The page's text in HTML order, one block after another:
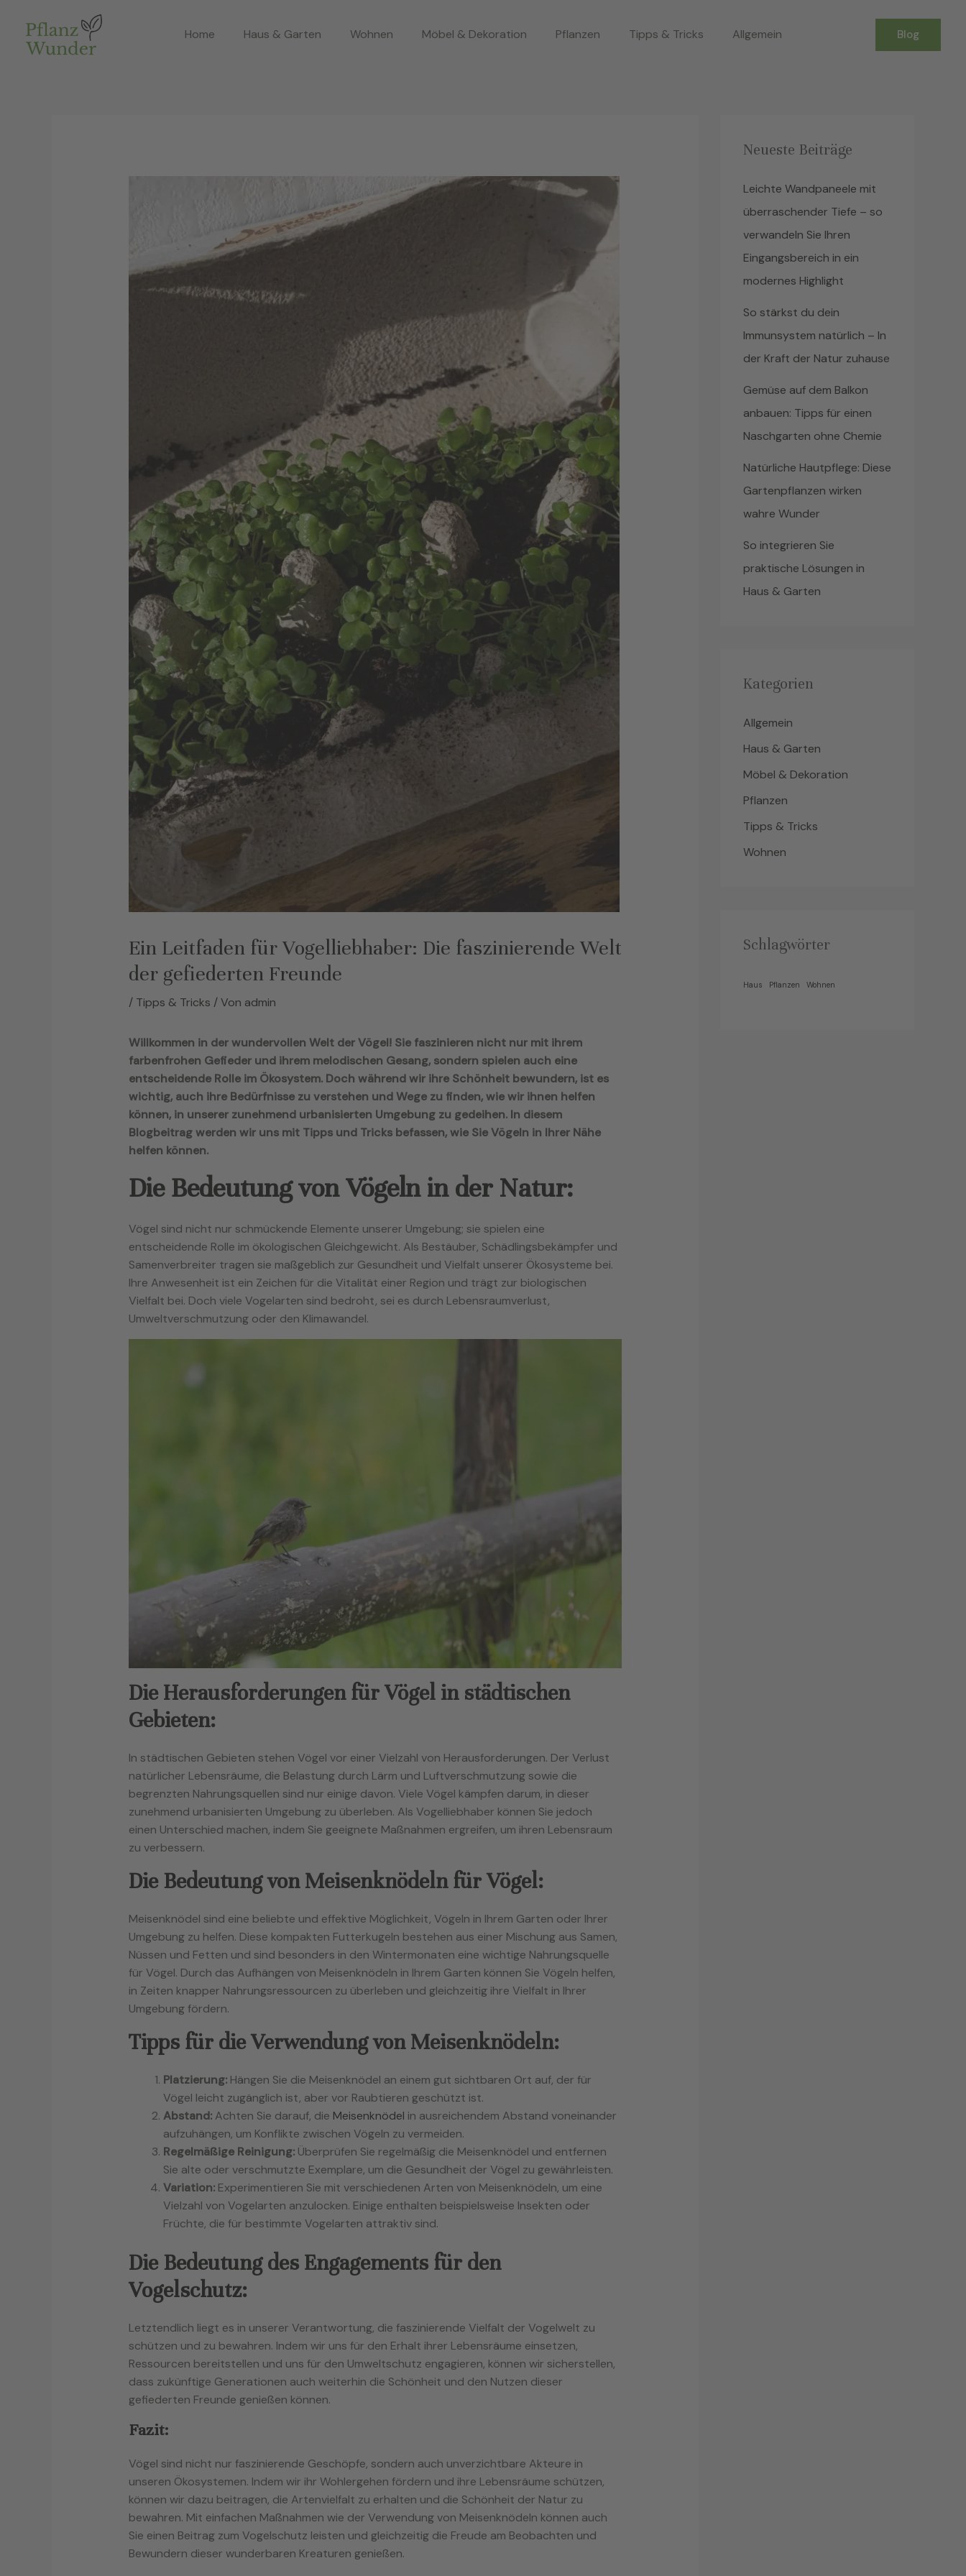
Inhalt
springen
Home Haus & Garten Wohnen Möbel & Dekoration Pflanzen Tipps & Tricks Allgemein Blog
Ein Leitfaden für Vogelliebhaber: Die faszinierende Welt
der gefiederten Freunde
/ Tipps & Tricks / Von admin
Willkommen in der wundervollen Welt der Vögel! Sie faszinieren nicht nur mit ihrem
farbenfrohen Gefieder und ihrem melodischen Gesang, sondern spielen auch eine
entscheidende Rolle im Ökosystem. Doch während wir ihre Schönheit bewundern, ist es
wichtig, auch ihre Bedürfnisse zu verstehen und Wege zu finden, wie wir ihnen helfen
können, in unserer zunehmend urbanisierten Umgebung zu gedeihen. In diesem
Blogbeitrag werden wir uns mit Tipps und Tricks befassen, wie Sie Vögeln in Ihrer Nähe
helfen können.
Die Bedeutung von Vögeln in der Natur:
Vögel sind nicht nur schmückende Elemente unserer Umgebung; sie spielen eine
entscheidende Rolle im ökologischen Gleichgewicht. Als Bestäuber, Schädlingsbekämpfer und
Samenverbreiter tragen sie maßgeblich zur Gesundheit und Vielfalt unserer Ökosysteme bei.
Ihre Anwesenheit ist ein Zeichen für die Vitalität einer Region und trägt zur biologischen
Vielfalt bei. Doch viele Vogelarten sind bedroht, sei es durch Lebensraumverlust,
Umweltverschmutzung oder den Klimawandel.
Die Herausforderungen für Vögel in städtischen
Gebieten:
In städtischen Gebieten stehen Vögel vor einer Vielzahl von Herausforderungen. Der Verlust
natürlicher Lebensräume, die Belastung durch Lärm und Luftverschmutzung sowie die
begrenzten Nahrungsquellen sind nur einige davon. Viele Vögel kämpfen darum, in dieser
zunehmend urbanisierten Umgebung zu überleben. Als Vogelliebhaber können Sie jedoch
einen Unterschied machen, indem Sie geeignete Maßnahmen ergreifen, um ihren Lebensraum
zu verbessern.
Die Bedeutung von Meisenknödeln für Vögel:
Meisenknödel sind eine beliebte und effektive Möglichkeit, Vögeln in Ihrem Garten oder Ihrer
Umgebung zu helfen. Diese kompakten Futterkugeln bestehen aus einer Mischung aus Samen,
Nüssen und Fetten und sind besonders in den Wintermonaten eine wichtige Nahrungsquelle
für Vögel. Durch das Aufhängen von Meisenknödeln in Ihrem Garten können Sie Vögeln helfen,
in Zeiten knapper Nahrungsressourcen zu überleben und gleichzeitig ihre Vielfalt in Ihrer
Umgebung fördern.
Tipps für die Verwendung von Meisenknödeln:
Platzierung:Hängen Sie die Meisenknödel an einem gut sichtbaren Ort auf, der für
Vögel leicht zugänglich ist, aber vor Raubtieren geschützt ist.
Abstand:Achten Sie darauf, die Meisenknödel in ausreichendem Abstand voneinander
aufzuhängen, um Konflikte zwischen Vögeln zu vermeiden.
Regelmäßige Reinigung:Überprüfen Sie regelmäßig die Meisenknödel und entfernen
Sie alte oder verschmutzte Exemplare, um die Gesundheit der Vögel zu gewährleisten.
Variation:Experimentieren Sie mit verschiedenen Arten von Meisenknödeln, um eine
Vielzahl von Vogelarten anzulocken. Einige enthalten beispielsweise Insekten oder
Früchte, die für bestimmte Vogelarten attraktiv sind.
Die Bedeutung des Engagements für den
Vogelschutz:
Letztendlich liegt es in unserer Verantwortung, die faszinierende Vielfalt der Vogelwelt zu
schützen und zu bewahren. Indem wir uns für den Erhalt ihrer Lebensräume einsetzen,
Ressourcen bereitstellen und uns für den Umweltschutz engagieren, können wir sicherstellen,
dass zukünftige Generationen auch weiterhin die Schönheit und den Nutzen dieser
gefiederten Freunde genießen können.
Fazit:
Vögel sind nicht nur faszinierende Geschöpfe, sondern auch unverzichtbare Akteure in
unseren Ökosystemen. Indem wir ihr Wohlergehen fördern und ihre Lebensräume schützen,
können wir dazu beitragen, die Artenvielfalt zu erhalten und die Schönheit der Natur zu
bewahren. Mit einfachen Maßnahmen wie der Verwendung von Meisenknödeln können auch
Sie einen Beitrag zum Vogelschutz leisten und gleichzeitig die Freude am Beobachten und
Bewundern dieser wunderbaren Kreaturen genießen.
Neueste Beiträge
Leichte Wandpaneele mit
überraschender Tiefe – so
verwandeln Sie Ihren
Eingangsbereich in ein
modernes Highlight
So stärkst du dein
Immunsystem natürlich – In
der Kraft der Natur zuhause
Gemüse auf dem Balkon
anbauen: Tipps für einen
Naschgarten ohne Chemie
Natürliche Hautpflege: Diese
Gartenpflanzen wirken
wahre Wunder
So integrieren Sie
praktische Lösungen in
Haus & Garten
Kategorien
Allgemein
Haus & Garten
Möbel & Dekoration
Pflanzen
Tipps & Tricks
Wohnen
Schlagwörter
Haus Pflanzen Wohnen